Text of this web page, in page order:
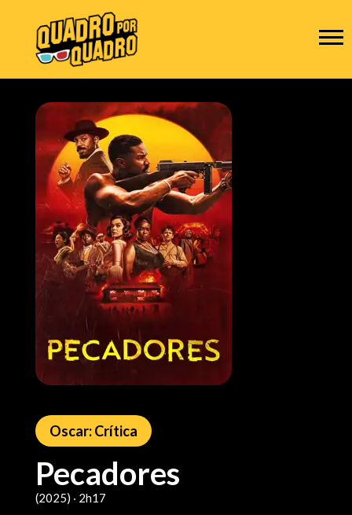
Oscar: Crítica
Pecadores
(2025) ‧ 2h17